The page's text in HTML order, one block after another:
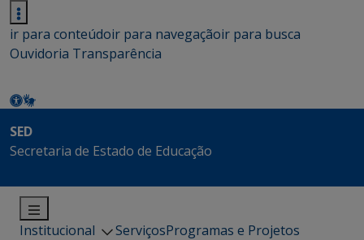
ir para conteúdoir para navegaçãoir para busca
Ouvidoria Transparência
SED
Secretaria de Estado de Educação
Institucional ServiçosProgramas e Projetos